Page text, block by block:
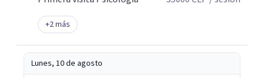
+2más
Lunes, 10 de agosto